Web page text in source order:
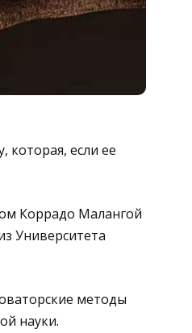
которая, если ее
Коррадо Малангой
Университета
методы
науки.